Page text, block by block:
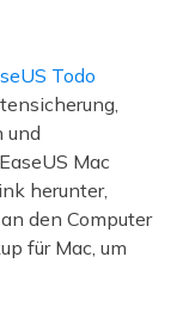
Todo
und
Mac
herunter,
den Computer
für Mac, um